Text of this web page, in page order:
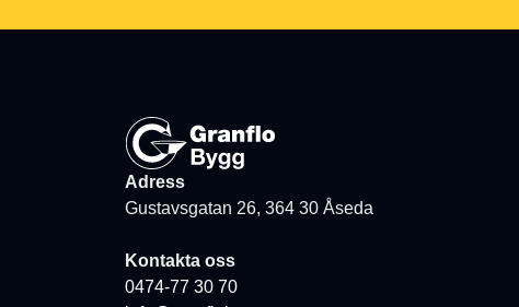
Adress
Gustavsgatan 26, 364 30 Åseda
Kontakta oss
0474-77 30 70